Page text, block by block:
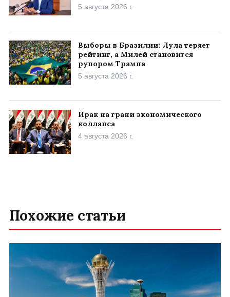
5 августа 2026 г.
Выборы в Бразилии: Лула теряет
рейтинг, а Милей становится
рупором Трампа
5 августа 2026 г.
Ирак на грани экономического
коллапса
4 августа 2026 г.
Похожие статьи